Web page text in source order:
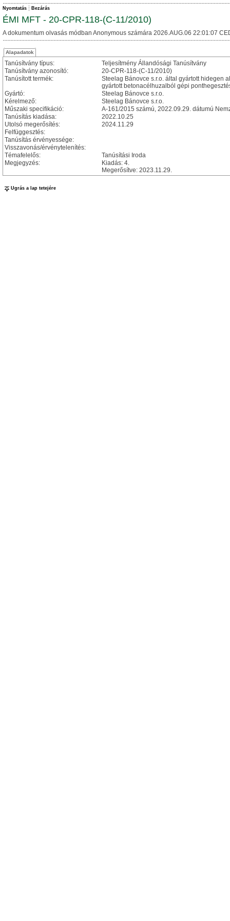
Nyomtatás Bezárás
ÉMI MFT - 20-CPR-118-(C-11/2010)
A dokumentum olvasás módban Anonymous számára 2026.AUG.06 22:01:07
Alapadatok
Tanúsítvány típus:
Teljesítmény Állandósági Tanúsítvány
Tanúsítvány azonosító:
20-CPR-118-(C-11/2010)
Tanúsított termék:
Steelag Bánovce s.r.o. által gyártott hidegen
gyártott betonacélhuzalból gépi
Gyártó:
Steelag Bánovce s.r.o.
Kérelmező:
Steelag Bánovce s.r.o.
Műszaki specifikáció:
A-161/2015 számú, 2022.09.29. dátumú
Tanúsítás kiadása:
2022.10.25
Utolsó megerősítés:
2024.11.29
Felfüggesztés:
Tanúsítás érvényessége:
Visszavonás/érvénytelenítés:
Témafelelős:
Tanúsítási Iroda
Megjegyzés:
Kiadás: 4.
Megerősítve: 2023.11.29.
Ugrás a lap tetejére